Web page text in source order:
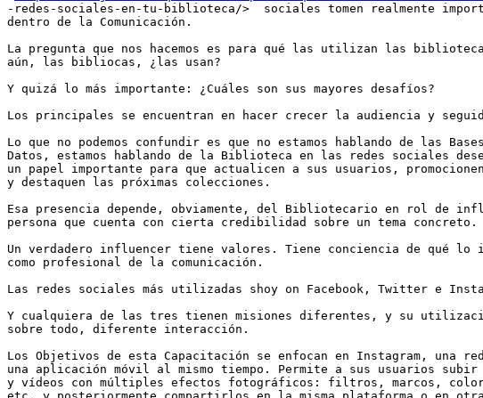
-redes-sociales-en-tu-biblioteca/>  sociales tomen realmente
dentro de la Comunicación.
La pregunta que nos hacemos es para qué las utilizan las
aún, las bibliocas, ¿las usan?
Y quizá lo más importante: ¿Cuáles son sus mayores desafíos?
Los principales se encuentran en hacer crecer la audiencia y
Lo que no podemos confundir es que no estamos hablando de las
Datos, estamos hablando de la Biblioteca en las redes sociales
un papel importante para que actualicen a sus usuarios,
y destaquen las próximas colecciones.
Esa presencia depende, obviamente, del Bibliotecario en rol de
persona que cuenta con cierta credibilidad sobre un tema concreto.
Un verdadero influencer tiene valores. Tiene conciencia de qué
como profesional de la comunicación.
Las redes sociales más utilizadas shoy on Facebook, Twitter e
Y cualquiera de las tres tienen misiones diferentes, y su
sobre todo, diferente interacción.
Los Objetivos de esta Capacitación se enfocan en Instagram, una
una aplicación móvil al mismo tiempo. Permite a sus usuarios subir
y vídeos con múltiples efectos fotográficos: filtros, marcos,